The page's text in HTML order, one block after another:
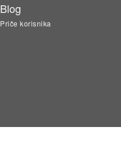
Blog
Priče korisnika